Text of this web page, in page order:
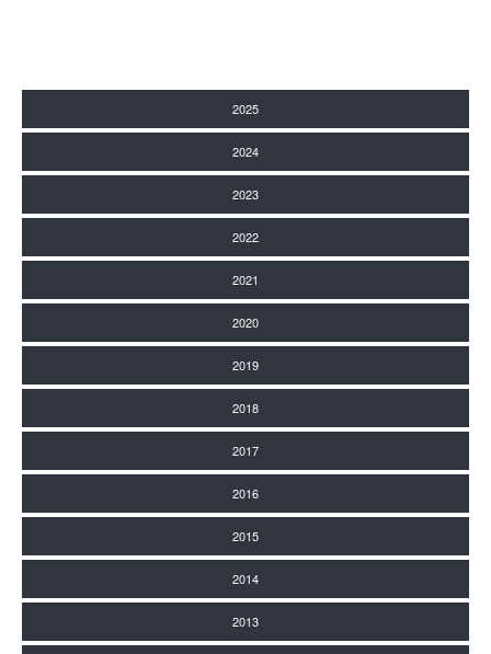
2025
2024
2023
2022
2021
2020
2019
2018
2017
2016
2015
2014
2013